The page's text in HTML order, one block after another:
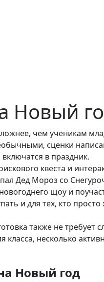
Новый
чем ученикам
сценки
в праздник.
квеста и
Дед Мороз со
щоу и
и для тех, кто просто
также не требует
несколько
Новый год